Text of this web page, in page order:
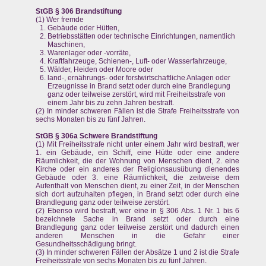
StGB § 306 Brandstiftung
(1) Wer fremde
Gebäude oder Hütten,
Betriebsstätten oder technische Einrichtungen, namentlich
Maschinen,
Warenlager oder -vorräte,
Kraftfahrzeuge, Schienen-, Luft- oder Wasserfahrzeuge,
Wälder, Heiden oder Moore oder
land-, ernährungs- oder forstwirtschaftliche Anlagen oder
Erzeugnisse in Brand setzt oder durch eine Brandlegung
ganz oder teilweise zerstört, wird mit Freiheitsstrafe von
einem Jahr bis zu zehn Jahren bestraft.
(2) In minder schweren Fällen ist die Strafe Freiheitsstrafe von
sechs Monaten bis zu fünf Jahren.
StGB § 306a Schwere Brandstiftung
(1) Mit Freiheitsstrafe nicht unter einem Jahr wird bestraft, wer
1. ein Gebäude, ein Schiff, eine Hütte oder eine andere
Räumlichkeit, die der Wohnung von Menschen dient, 2. eine
Kirche oder ein anderes der Religionsausübung dienendes
Gebäude oder 3. eine Räumlichkeit, die zeitweise dem
Aufenthalt von Menschen dient, zu einer Zeit, in der Menschen
sich dort aufzuhalten pflegen, in Brand setzt oder durch eine
Brandlegung ganz oder teilweise zerstört.
(2) Ebenso wird bestraft, wer eine in § 306 Abs. 1 Nr. 1 bis 6
bezeichnete Sache in Brand setzt oder durch eine
Brandlegung ganz oder teilweise zerstört und dadurch einen
anderen Menschen in die Gefahr einer
Gesundheitsschädigung bringt.
(3) In minder schweren Fällen der Absätze 1 und 2 ist die Strafe
Freiheitsstrafe von sechs Monaten bis zu fünf Jahren.